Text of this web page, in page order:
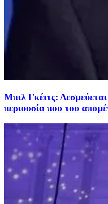
Μπιλ Γκέιτς:
περιουσία που του